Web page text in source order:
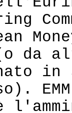
da
in